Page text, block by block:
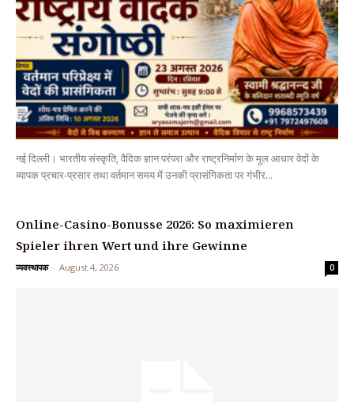
नई दिल्ली। भारतीय संस्कृति, वैदिक ज्ञान परंपरा और राष्ट्रनिर्माण के मूल आधार वेदों के
व्यापक प्रचार-प्रसार तथा वर्तमान समय में उनकी प्रासंगिकता पर गंभीर...
Online-Casino-Bonusse 2026: So maximieren
Spieler ihren Wert und ihre Gewinne
व्यवस्थापक - August 4, 2026 0